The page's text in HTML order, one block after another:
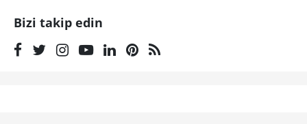
Bizi takip edin